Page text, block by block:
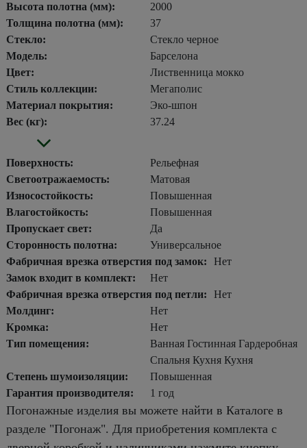
Высота полотна (мм):
2000
Толщина полотна (мм):
37
Стекло:
Стекло черное
Модель:
Барселона
Цвет:
Лиственница мокко
Стиль коллекции:
Мегаполис
Материал покрытия:
Эко-шпон
Вес (кг):
37.24
Поверхность:
Рельефная
Светоотражаемость:
Матовая
Износостойкость:
Повышенная
Влагостойкость:
Повышенная
Пропускает свет:
Да
Сторонность полотна:
Универсальное
Фабричная врезка отверстия под замок:
Нет
Замок входит в комплект:
Нет
Фабричная врезка отверстия под петли:
Нет
Молдинг:
Нет
Кромка:
Нет
Тип помещения:
Ванная Гостинная Гардеробная
Спальня Кухня Кухня
Степень шумоизоляции:
Повышенная
Гарантия производителя:
1 год
Погонажные изделия вы можете найти в Каталоге в
разделе "Погонаж". Для приобретения комплекта с